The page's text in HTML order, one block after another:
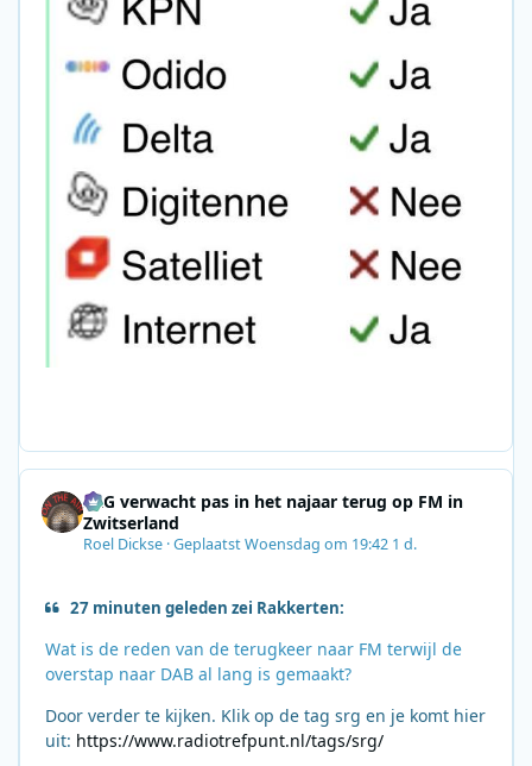
SRG verwacht pas in het najaar terug op FM in
Zwitserland
Roel Dickse ·GeplaatstWoensdag om 19:42 1 d.
27 minuten geleden zei Rakkerten:
Wat is de reden van de terugkeer naar FM terwijl de
overstap naar DAB al lang is gemaakt?
Door verder te kijken. Klik op de tag srg en je komt hier
uit: https://www.radiotrefpunt.nl/tags/srg/